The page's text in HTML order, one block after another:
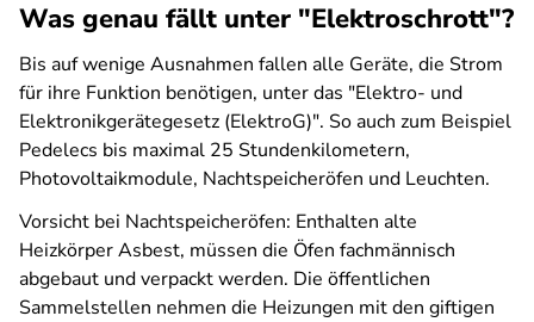
Was genau fällt unter "Elektroschrott"?
Bis auf wenige Ausnahmen fallen alle Geräte, die Strom
für ihre Funktion benötigen, unter das "Elektro- und
Elektronikgerätegesetz (ElektroG)". So auch zum Beispiel
Pedelecs bis maximal 25 Stundenkilometern,
Photovoltaikmodule, Nachtspeicheröfen und Leuchten.
Vorsicht bei Nachtspeicheröfen: Enthalten alte
Heizkörper Asbest, müssen die Öfen fachmännisch
abgebaut und verpackt werden. Die öffentlichen
Sammelstellen nehmen die Heizungen mit den giftigen